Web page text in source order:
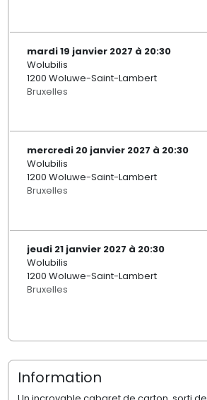
mardi 19 janvier 2027 à 20:30
Wolubilis
1200 Woluwe-Saint-Lambert
Bruxelles
mercredi 20 janvier 2027 à 20:30
Wolubilis
1200 Woluwe-Saint-Lambert
Bruxelles
jeudi 21 janvier 2027 à 20:30
Wolubilis
1200 Woluwe-Saint-Lambert
Bruxelles
Information